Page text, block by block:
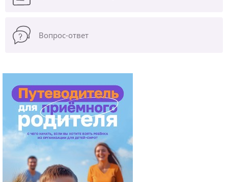
Вопрос-ответ